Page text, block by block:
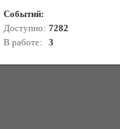
Событий:
Доступно: 7282
В работе:
3